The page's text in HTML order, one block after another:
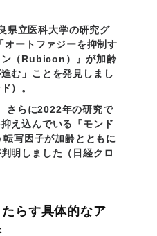
県立医科大学の研究グ
オートファジーを抑制す
ン（Rubicon）』が加齢
む」ことを発見しまし
）。
さらに2022年の研究で
え込んでいる『モンド
写因子が加齢とともに
明しました（日経クロ
らす具体的なア